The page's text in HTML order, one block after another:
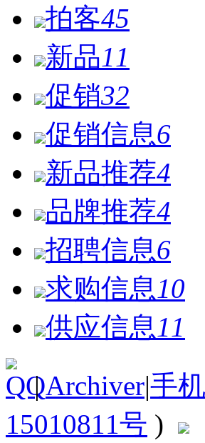
拍客45
新品11
促销32
促销信息6
新品推荐4
品牌推荐4
招聘信息6
求购信息 10
供应信息 11
| Archiver|手
15010811号 )